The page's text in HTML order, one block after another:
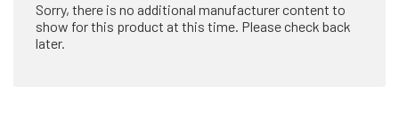
Sorry, there is no additional manufacturer content to
show for this product at this time. Please check back
later.